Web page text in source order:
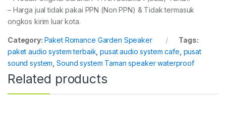
– Harga jual tidak pakai PPN (Non PPN) & Tidak termasuk
ongkos kirim luar kota.
Category: Paket Romance Garden Speaker
Tags:
paket audio system terbaik ,pusat audio system cafe pusat
sound system ,Sound system Taman speaker waterproof
Related products